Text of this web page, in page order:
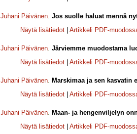
Juhani Päivänen. Jos suolle haluat mennä
Näytä lisätiedot
Artikkeli PDF-
Juhani Päivänen. Järviemme muodostama
Näytä lisätiedot
Artikkeli PDF-
Juhani Päivänen. Marskimaa ja sen kasvatin
Näytä lisätiedot
Artikkeli PDF-
Juhani Päivänen. Maan- ja hengenviljelyn
Näytä lisätiedot
Artikkeli PDF-